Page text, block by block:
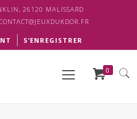
26120 MALISSARD
S’ENREGISTRER
0